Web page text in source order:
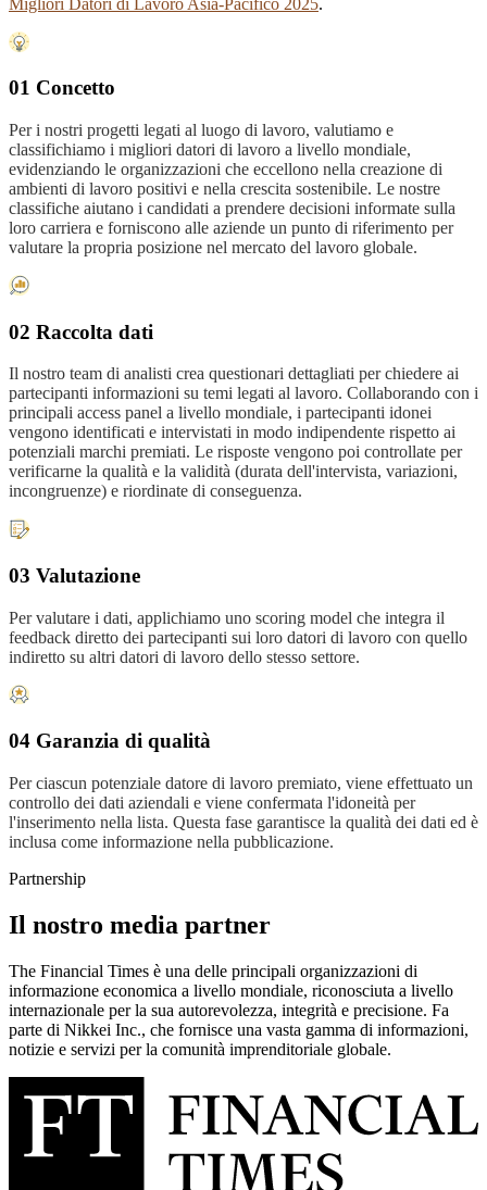
01 Concetto
Per i nostri progetti legati al luogo di lavoro, valutiamo e
classifichiamo i migliori datori di lavoro a livello mondiale,
evidenziando le organizzazioni che eccellono nella creazione di
ambienti di lavoro positivi e nella crescita sostenibile. Le nostre
classifiche aiutano i candidati a prendere decisioni informate sulla
loro carriera e forniscono alle aziende un punto di riferimento per
valutare la propria posizione nel mercato del lavoro globale.
02 Raccolta dati
Il nostro team di analisti crea questionari dettagliati per chiedere ai
partecipanti informazioni su temi legati al lavoro. Collaborando con i
principali access panel a livello mondiale, i partecipanti idonei
vengono identificati e intervistati in modo indipendente rispetto ai
potenziali marchi premiati. Le risposte vengono poi controllate per
verificarne la qualità e la validità (durata dell'intervista, variazioni,
incongruenze) e riordinate di conseguenza.
03 Valutazione
Per valutare i dati, applichiamo uno scoring model che integra il
feedback diretto dei partecipanti sui loro datori di lavoro con quello
indiretto su altri datori di lavoro dello stesso settore.
04 Garanzia di qualità
Per ciascun potenziale datore di lavoro premiato, viene effettuato un
controllo dei dati aziendali e viene confermata l'idoneità per
l'inserimento nella lista. Questa fase garantisce la qualità dei dati ed è
inclusa come informazione nella pubblicazione.
Partnership
Il nostro media partner
The Financial Times è una delle principali organizzazioni di
informazione economica a livello mondiale, riconosciuta a livello
internazionale per la sua autorevolezza, integrità e precisione. Fa
parte di Nikkei Inc., che fornisce una vasta gamma di informazioni,
notizie e servizi per la comunità imprenditoriale globale.